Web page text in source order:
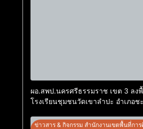
ผอ.สพป.นครศรีธรรมราช เขต 3 ลง
โรงเรียนชุมชนวัดเขาลำปะ อำเภอช
ข่าวสาร & กิจกรรม สำนักงานเขตพื้นที่กา